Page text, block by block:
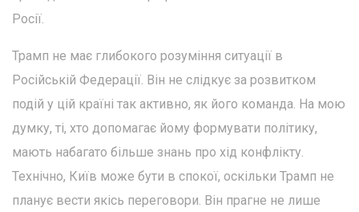
Росії.
Трамп не має глибокого розуміння ситуації в
Російській Федерації. Він не слідкує за розвитком
подій у цій країні так активно, як його команда. На мою
думку, ті, хто допомагає йому формувати політику,
мають набагато більше знань про хід конфлікту.
Технічно, Київ може бути в спокої, оскільки Трамп не
планує вести якісь переговори. Він прагне не лише